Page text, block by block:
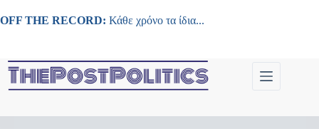
στο
OFF THE RECORD: Κάθε χρόνο τα ίδια...